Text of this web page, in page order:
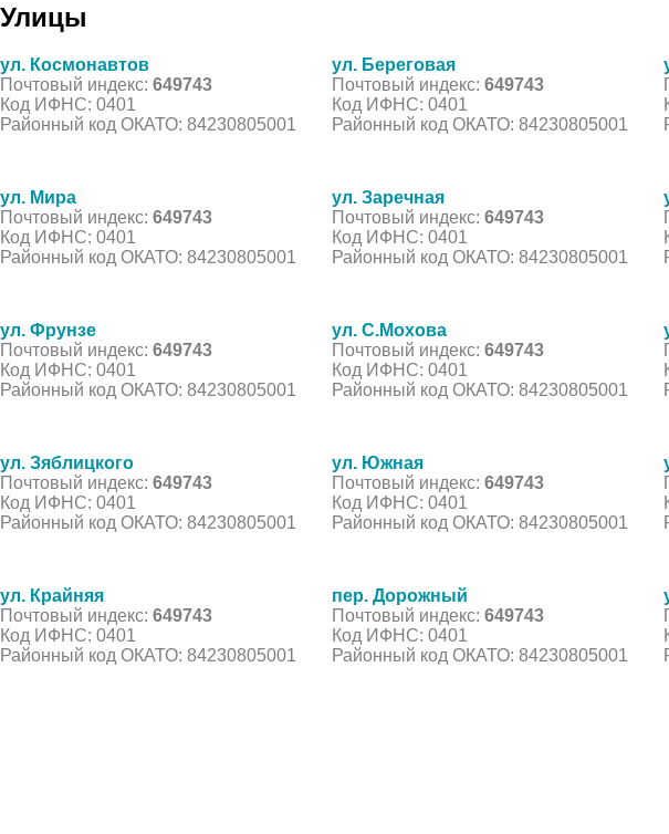
Улицы
ул. Космонавтов
Почтовый индекс: 649743
Код ИФНС: 0401
Районный код ОКАТО: 84230805001
ул. Береговая
Почтовый индекс: 649743
Код ИФНС: 0401
Районный код ОКАТО: 84230805001
ул. Мира
Почтовый индекс: 649743
Код ИФНС: 0401
Районный код ОКАТО: 84230805001
ул. Заречная
Почтовый индекс: 649743
Код ИФНС: 0401
Районный код ОКАТО: 84230805001
ул. Фрунзе
Почтовый индекс: 649743
Код ИФНС: 0401
Районный код ОКАТО: 84230805001
ул. С.Мохова
Почтовый индекс: 649743
Код ИФНС: 0401
Районный код ОКАТО: 84230805001
ул. Зяблицкого
Почтовый индекс: 649743
Код ИФНС: 0401
Районный код ОКАТО: 84230805001
ул. Южная
Почтовый индекс: 649743
Код ИФНС: 0401
Районный код ОКАТО: 84230805001
ул. Крайняя
Почтовый индекс: 649743
Код ИФНС: 0401
Районный код ОКАТО: 84230805001
пер. Дорожный
Почтовый индекс: 649743
Код ИФНС: 0401
Районный код ОКАТО: 84230805001